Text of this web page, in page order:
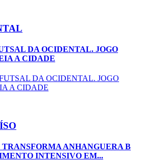
DA OCIDENTAL. JOGO
A CIDADE
ANHANGUERA B
INTENSIVO EM...